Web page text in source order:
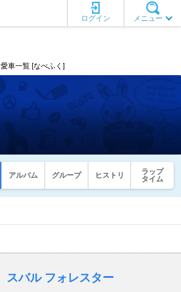
メニュー
ログイン
愛車一覧 [なべふく]
アルバム グループ ヒストリ
ラップ
タイム
スバル フォレスター